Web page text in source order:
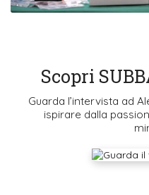
Scopri
Guarda l’intervista ad
ispirare dalla